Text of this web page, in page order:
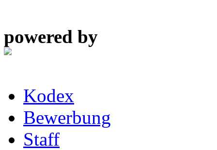
powered by
Kodex
Bewerbung
Staff